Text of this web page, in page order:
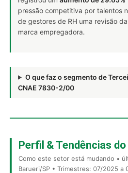
pressão competitiva por talentos
de gestores de RH uma revisão
marca empregadora.
O que faz o segmento de
CNAE 7830-2/00
Perfil & Tendências
Como este setor está mudando •
Barueri/SP • Trimestres: 07/2025 a